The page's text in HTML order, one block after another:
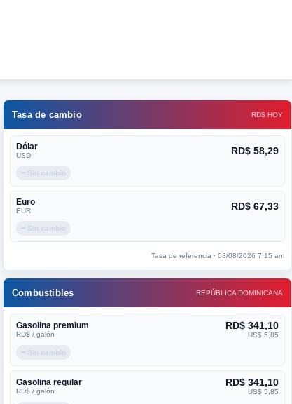
Tasa de cambio RD$ HOY
Dólar
USD RD$ 58,29
━ Sin cambio
Euro
EUR RD$ 67,33
━ Sin cambio
Tasa de referencia · 08/08/2026 7:15 am
Combustibles REPÚBLICA DOMINICANA
Gasolina premium
RD$ / galón
RD$ 341,10
US$ 5,85
━ Sin cambio
Gasolina regular
RD$ / galón
RD$ 341,10
US$ 5,85